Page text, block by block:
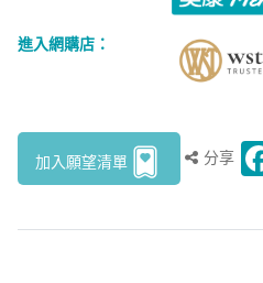
進入網購店：
加入願望清單 分享